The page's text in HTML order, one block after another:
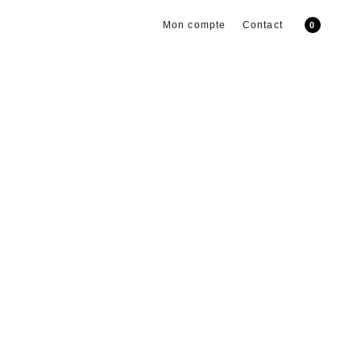
Mon compte Contact 0